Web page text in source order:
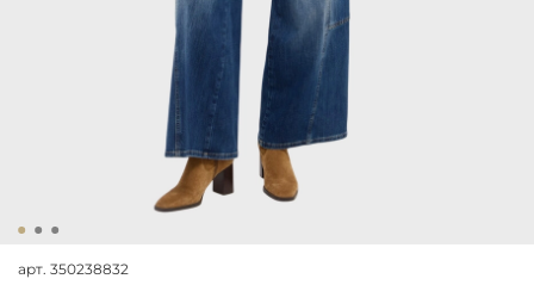
арт. 350238832